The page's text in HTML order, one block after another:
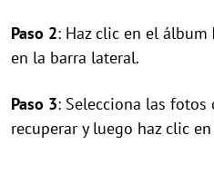
Paso 2: Haz clic en el álbum
en la barra lateral.
Paso 3: Selecciona las fotos
recuperar y luego haz clic en